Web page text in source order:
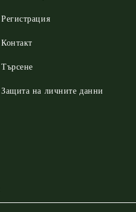
Регистрация
Контакт
Търсене
Защита на личните данни